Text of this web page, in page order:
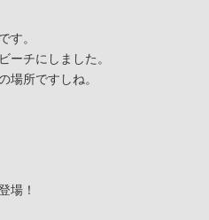
す。
ーチにしました。
場所ですしね。
場！